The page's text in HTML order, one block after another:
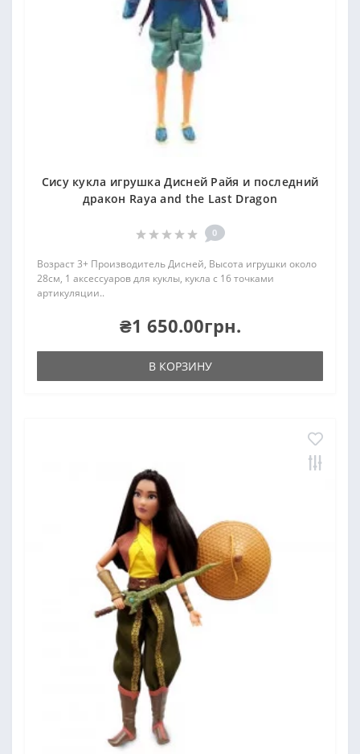
Сису кукла игрушка Дисней Райя и последний
дракон Raya and the Last Dragon
0
Возраст 3+ Производитель Дисней, Высота игрушки около
28см, 1 аксессуаров для куклы, кукла с 16 точками
артикуляции..
₴1 650.00грн.
В КОРЗИНУ